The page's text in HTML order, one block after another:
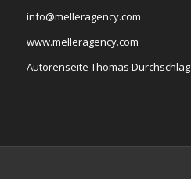
info@melleragency.com
www.melleragency.com
Autorenseite Thomas Durchschlag